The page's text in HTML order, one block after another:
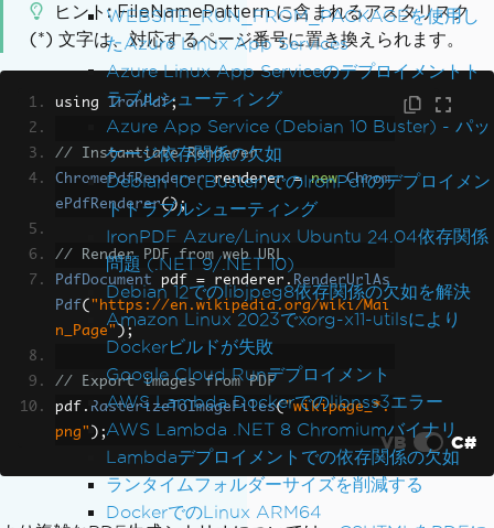
WEBSITE_RUN_FROM_PACKAGEを使用し
たAzure Linux App Services
Azure Linux App Serviceのデプロイメントト
ラブルシューティング
Azure App Service (Debian 10 Buster) - パッ
ケージ依存関係の欠如
Debian 10 (Buster)でのIronPdfのデプロイメン
トトラブルシューティング
IronPDF Azure/Linux Ubuntu 24.04依存関係
問題 (.NET 9/.NET 10)
Debian 12でのlibjpeg8依存関係の欠如を解決
Amazon Linux 2023でxorg-x11-utilsにより
Dockerビルドが失敗
Google Cloud Runデプロイメント
AWS Lambda Dockerでのlibnss3エラー
AWS Lambda .NET 8 Chromiumバイナリ
Lambdaデプロイメントでの依存関係の欠如
ランタイムフォルダーサイズを削減する
DockerでのLinux ARM64
ヒント
FileNamePattern に含まれるアスタリスク
(*) 文字は、対応するページ番号に置き換えられます。
using IronPdf;
// Instantiate Renderer
ChromePdfRenderer renderer = new
Chrom
ePdfRenderer();
// Render PDF from web URL
PdfDocument pdf = renderer . RenderUrlAs
Pdf( "https://en.wikipedia.org/wiki/Mai
n_Page" );
// Export images from PDF
pdf . RasterizeToImageFiles("wikipage_*.
png" ); VB C#